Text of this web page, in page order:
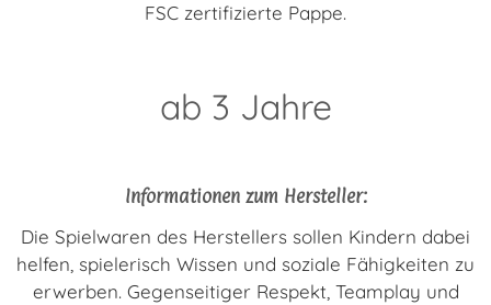
FSC zertifizierte Pappe.
ab 3 Jahre
Informationen zum Hersteller:
Die Spielwaren des Herstellers sollen Kindern dabei
helfen, spielerisch Wissen und soziale Fähigkeiten zu
erwerben. Gegenseitiger Respekt, Teamplay und